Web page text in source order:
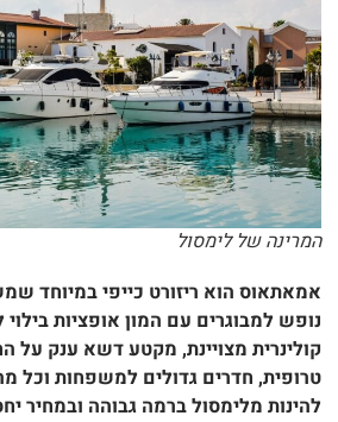
של לימסול
הוא ריזורט כייפי במיוחד
למבוגרים עם המון אופציות בילוי
מצויינת, מקטע דשא ענק על החוף,
חדרים גדולים למשפחות וכל מה
מלימסול ברמה גבוהה ובמחיר יחסית